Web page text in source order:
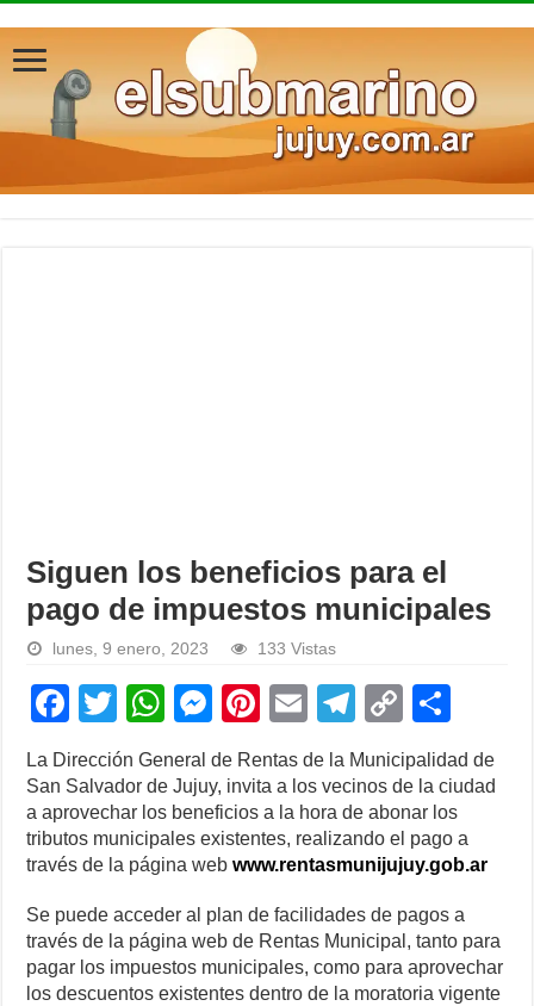
Siguen los beneficios para el
pago de impuestos municipales
lunes, 9 enero, 2023 133 Vistas
F
a
c
e
b
o
k
T
wi
tt
er
W
at
s
A
p
M
e
ss
e
n
er
Pi
er
e
st
E
m
ail
T
el
e
gr
a
C
o
p
y
Li
k
h
ar
e
La Dirección General de Rentas de la Municipalidad de
San Salvador de Jujuy, invita a los vecinos de la ciudad
a aprovechar los beneficios a la hora de abonar los
tributos municipales existentes, realizando el pago a
través de la página webwww.rentasmunijujuy.gob.ar
Se puede acceder al plan de facilidades de pagos a
través de la página web de Rentas Municipal, tanto para
pagar los impuestos municipales, como para aprovechar
los descuentos existentes dentro de la moratoria vigente